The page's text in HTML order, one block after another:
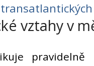
vztahy v